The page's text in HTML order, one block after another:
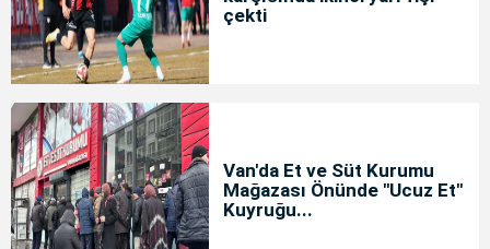
çekti
Van'da Et ve Süt Kurumu
Mağazası Önünde "Ucuz Et"
Kuyruğu...